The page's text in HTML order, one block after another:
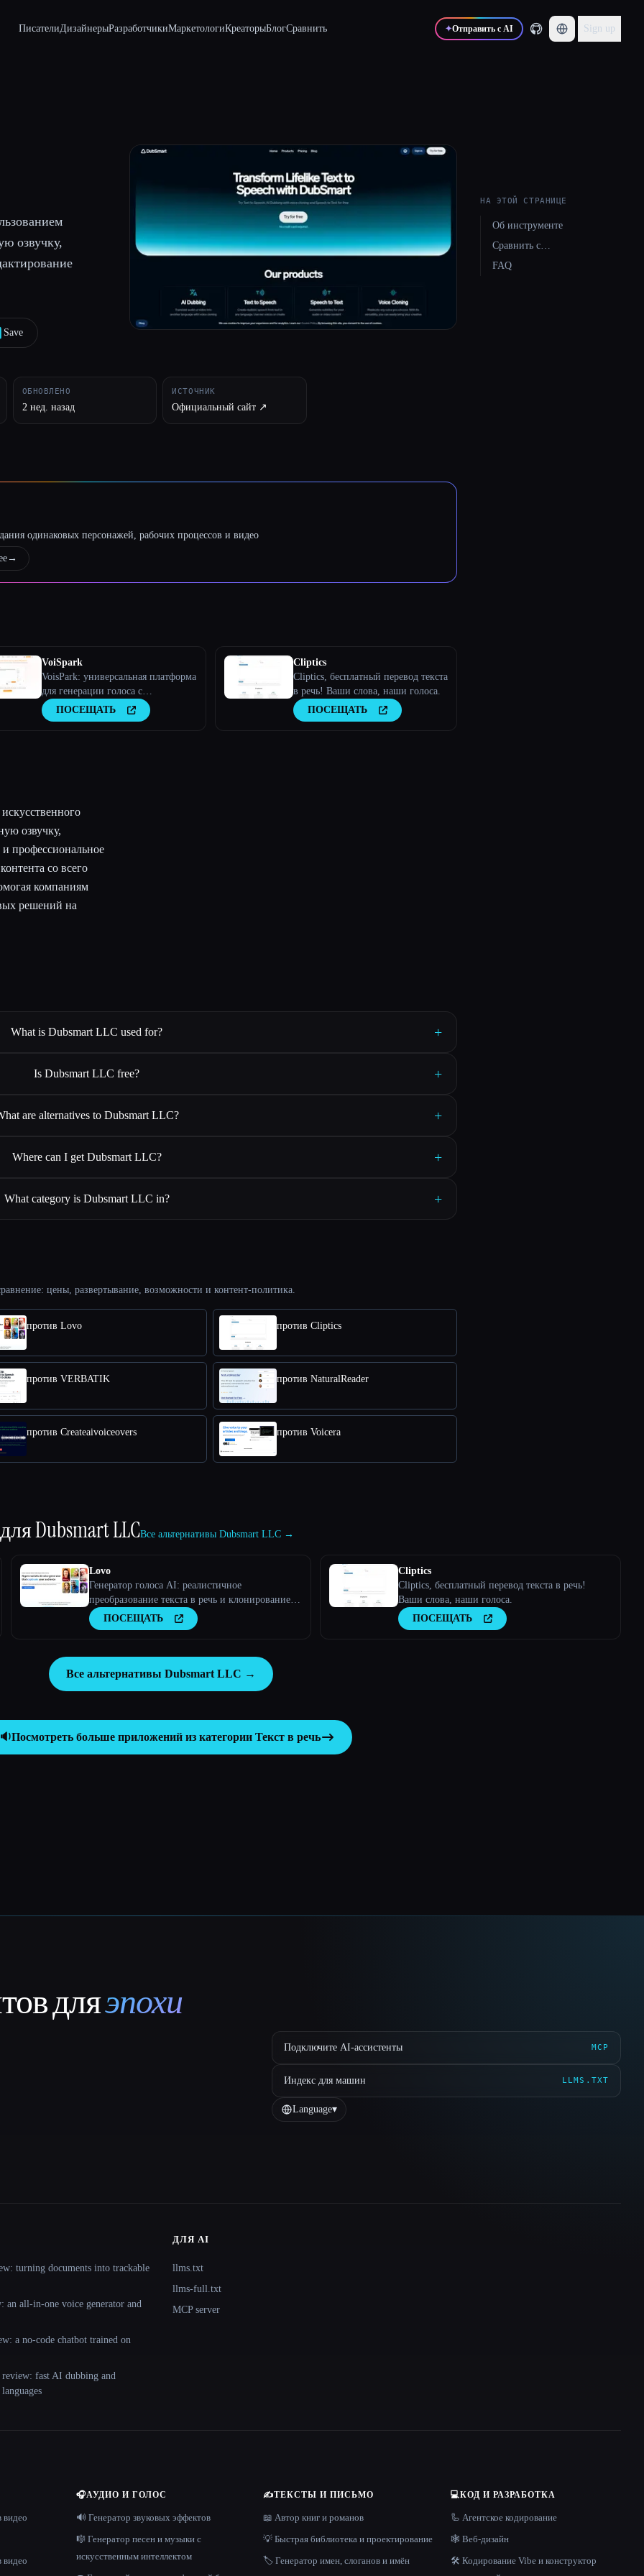
ПисателиДизайнерыРазработчикиМаркетологиКреаторыБлогСравнить ✦Отправить с AI Sign up
озвучку,
Save
ОБНОВЛЕНО
2 нед. назад
ИСТОЧНИК
Официальный сайт ↗︎
одинаковых персонажей, рабочих процессов и видео
→
VoiSpark
VoisPark: универсальная платформа
для генерации голоса с
искусственным интеллектом |
Преобразование текста в речь и
ПОСЕЩАТЬ
Cliptics
Cliptics, бесплатный перевод текста
в речь! Ваши слова, наши голоса.
ПОСЕЩАТЬ
озвучку,
и профессиональное
со всего
компаниям
решений на
What is Dubsmart LLC used for? +
Is Dubsmart LLC free? +
are alternatives to Dubsmart LLC? +
Where can I get Dubsmart LLC? +
What category is Dubsmart LLC in? +
цены, развертывание, возможности и контент-политика.
против Lovo против Cliptics
против VERBATIK против NaturalReader
против Createaivoiceovers против Voicera
НА ЭТОЙ СТРАНИЦЕ
Об инструменте
Сравнить с…
FAQ
Dubsmart LLCВсе альтернативы Dubsmart LLC →
Lovo
Генератор голоса AI: реалистичное
преобразование текста в речь и клонирование
голосаПОСЕЩАТЬ
Cliptics
Cliptics, бесплатный перевод текста в речь!
Ваши слова, наши голоса.
ПОСЕЩАТЬ
Все альтернативы Dubsmart LLC →
Посмотреть больше приложений из категории Текст в речь
дляэпохи
Подключите AI-ассистенты MCP
Индекс для машин LLMS.TXT
Language▾
turning documents into trackable
an all-in-one voice generator and
a no-code chatbot trained on
review: fast AI dubbing and
ДЛЯ AI
llms.txt
llms-full.txt
MCP server
видео
видео
🎧АУДИО И ГОЛОС
🔊 Генератор звуковых эффектов
🎼 Генератор песен и музыки с
искусственным интеллектом
✍️ТЕКСТЫ И ПИСЬМО
📖 Автор книг и романов
💡 Быстрая библиотека и проектирование
🏷️ Генератор имен, слоганов и имён
💻КОД И РАЗРАБОТКА
🦾 Агентское кодирование
🕸 Веб-дизайн
🛠️ Кодирование Vibe и конструктор